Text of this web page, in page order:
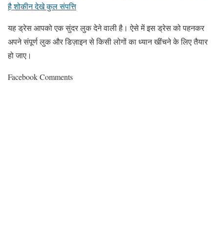
है शोकीन देखे कुल संपत्ति
यह ड्रेस आपको एक सुंदर लुक देने वाली है। ऐसे में इस ड्रेस को पहनकर
अपने संपूर्ण लुक और डिज़ाइन से किसी लोगों का ध्यान खींचने के लिए तैयार
हो जाए।
Facebook Comments